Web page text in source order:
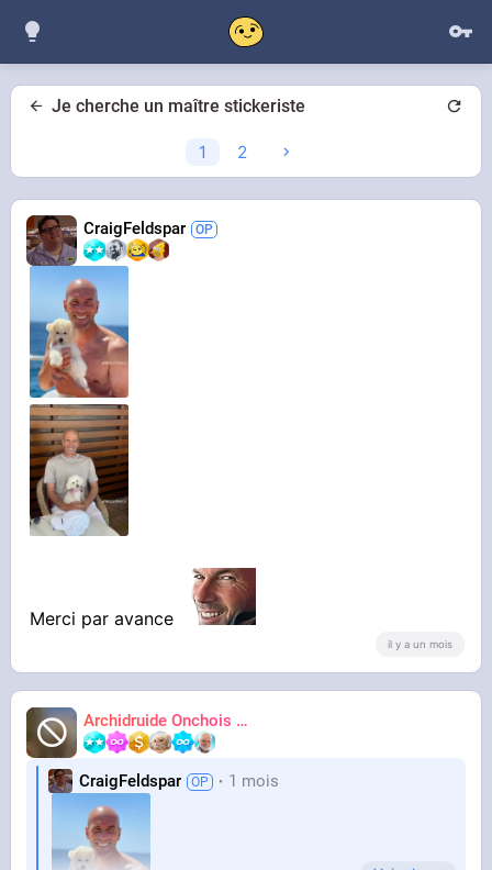
Je cherche un maître stickeriste
1 2
CraigFeldspar
Merci par avance
il y a un mois
Archidruide Onchois
🍀️🌩️🐻️
CraigFeldspar 1 mois